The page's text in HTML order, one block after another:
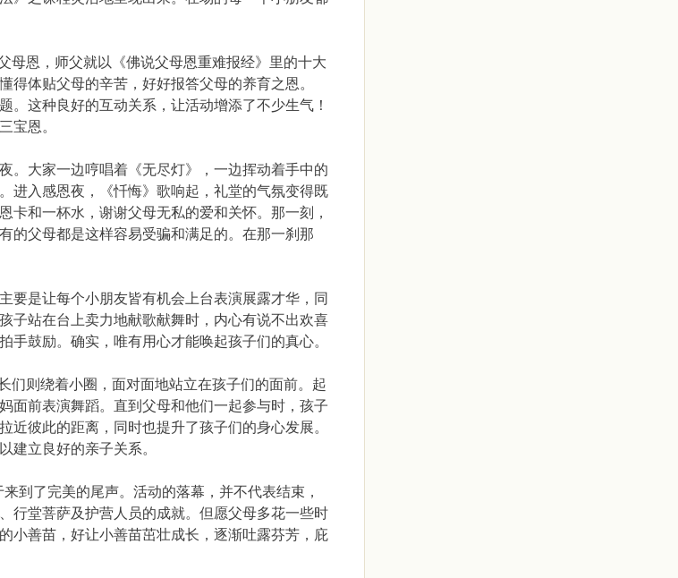
恩，师父就以《佛说父母恩重难报经》里的十大
体贴父母的辛苦，好好报答父母的养育之恩。
这种良好的互动关系，让活动增添了不少生气！
宝恩。
。大家一边哼唱着《无尽灯》，一边挥动着手中的
进入感恩夜，《忏悔》歌响起，礼堂的气氛变得既
和一杯水，谢谢父母无私的爱和关怀。那一刻，
的父母都是这样容易受骗和满足的。在那一刹那
要是让每个小朋友皆有机会上台表演展露才华，同
子站在台上卖力地献歌献舞时，内心有说不出欢喜
鼓励。确实，唯有用心才能唤起孩子们的真心。
则绕着小圈，面对面地站立在孩子们的面前。起
面前表演舞蹈。直到父母和他们一起参与时，孩子
彼此的距离，同时也提升了孩子们的身心发展。
建立良好的亲子关系。
了完美的尾声。活动的落幕，并不代表结束，
行堂菩萨及护营人员的成就。但愿父母多花一些时
小善苗，好让小善苗茁壮成长，逐渐吐露芬芳，庇